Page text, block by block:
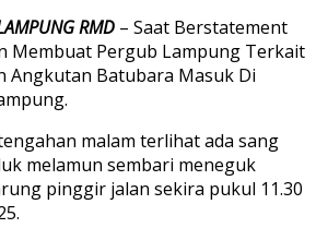
RMD – Saat Berstatement
Membuat Pergub Lampung Terkait
Angkutan Batubara Masuk Di
malam terlihat ada sang
melamun sembari meneguk
pinggir jalan sekira pukul 11.30